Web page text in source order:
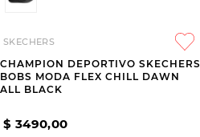
SKECHERS
CHAMPION DEPORTIVO SKECHERS
BOBS MODA FLEX CHILL DAWN
ALL BLACK
$ 3490,00